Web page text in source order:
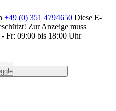
+49 (0) 351 4794650 Diese E-
Zur Anzeige muss
Fr: 09:00 bis 18:00 Uhr